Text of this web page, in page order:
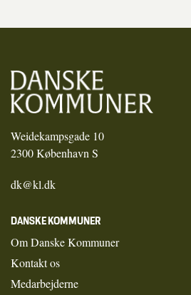
Weidekampsgade 10
2300 København S
dk@kl.dk
DANSKE KOMMUNER
Om Danske Kommuner
Kontakt os
Medarbejderne